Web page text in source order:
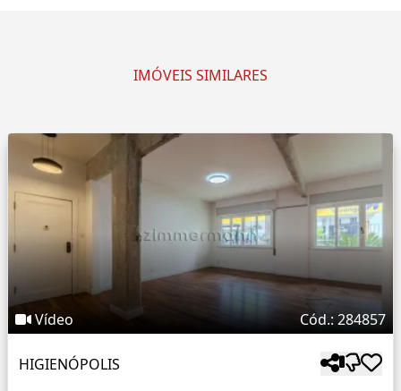
IMÓVEIS SIMILARES
Vídeo Cód.: 284857
HIGIENÓPOLIS